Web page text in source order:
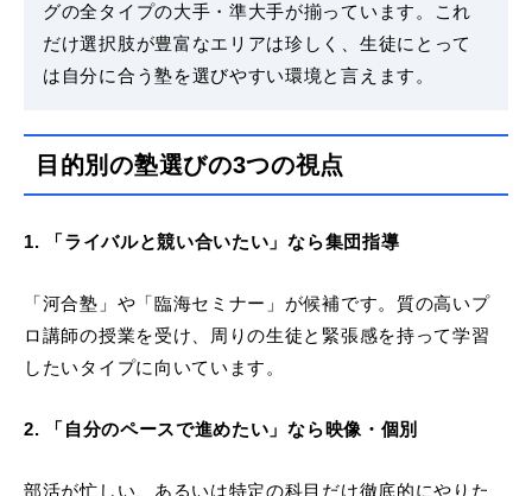
グの全タイプの大手・準大手が揃っています。これ
だけ選択肢が豊富なエリアは珍しく、生徒にとって
は自分に合う塾を選びやすい環境と言えます。
目的別の塾選びの3つの視点
1. 「ライバルと競い合いたい」なら集団指導
「河合塾」や「臨海セミナー」が候補です。質の高いプ
ロ講師の授業を受け、周りの生徒と緊張感を持って学習
したいタイプに向いています。
2. 「自分のペースで進めたい」なら映像・個別
部活が忙しい、あるいは特定の科目だけ徹底的にやりた